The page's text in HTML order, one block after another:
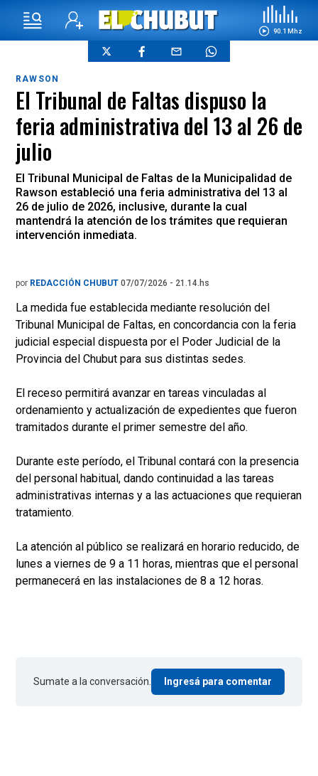
90.1 Mhz
RAWSON
El Tribunal de Faltas dispuso la
feria administrativa del 13 al 26 de
julio
El Tribunal Municipal de Faltas de la Municipalidad de
Rawson estableció una feria administrativa del 13 al
26 de julio de 2026, inclusive, durante la cual
mantendrá la atención de los trámites que requieran
intervención inmediata.
por REDACCIÓN CHUBUT 07/07/2026 - 21.14.hs
La medida fue establecida mediante resolución del
Tribunal Municipal de Faltas, en concordancia con la feria
judicial especial dispuesta por el Poder Judicial de la
Provincia del Chubut para sus distintas sedes.
El receso permitirá avanzar en tareas vinculadas al
ordenamiento y actualización de expedientes que fueron
tramitados durante el primer semestre del año.
Durante este período, el Tribunal contará con la presencia
del personal habitual, dando continuidad a las tareas
administrativas internas y a las actuaciones que requieran
tratamiento.
La atención al público se realizará en horario reducido, de
lunes a viernes de 9 a 11 horas, mientras que el personal
permanecerá en las instalaciones de 8 a 12 horas.
Sumate a la conversación. Ingresá para comentar